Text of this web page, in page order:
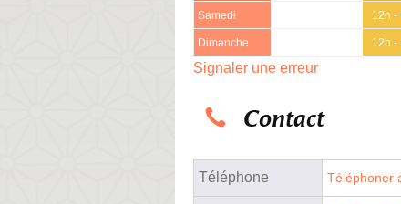
Samedi 12h -
Dimanche 12h -
Signaler une erreur
Contact
Téléphone Téléphoner